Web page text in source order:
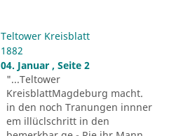
Teltower Kreisblatt
1882
04. Januar , Seite 2
"...Teltower
KreisblattMagdeburg macht.
in den noch Tranungen innner
em illüclschritt in den